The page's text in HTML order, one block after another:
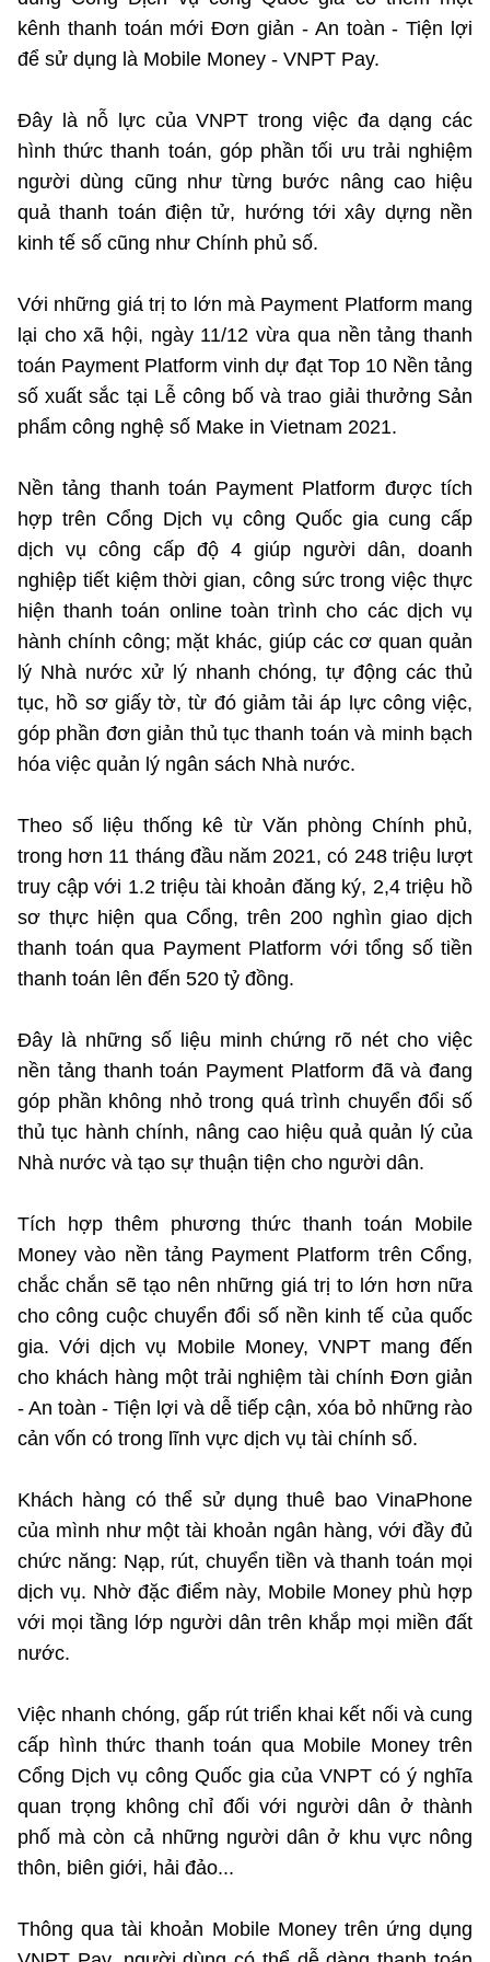
Cơ quan chủ quản: Bộ Khoa học và Công nghệ (MST)
Trung tâm Truyền thông Khoa học và Công nghệ.
Liên hệ
Địa chỉ: Ban Biên tập Cổng TTĐT - 18 Nguyễn Du, TP. Hà Nội
Điện thoại: 024 3936 9506
Theo dõi MST trên
©2025 Bản quyền thuộc Bộ Khoa Học và Công Nghệ
(Ghi rõ nguồn "https://mst.gov.vn" khi phát hành lại thông tin
từ website này)
kênh thanh toán mới Đơn giản - An toàn - Tiện lợi
để sử dụng là Mobile Money - VNPT Pay.
Đây là nỗ lực của VNPT trong việc đa dạng các
hình thức thanh toán, góp phần tối ưu trải nghiệm
người dùng cũng như từng bước nâng cao hiệu
quả thanh toán điện tử, hướng tới xây dựng nền
kinh tế số cũng như Chính phủ số.
Với những giá trị to lớn mà Payment Platform mang
lại cho xã hội, ngày 11/12 vừa qua nền tảng thanh
toán Payment Platform vinh dự đạt Top 10 Nền tảng
số xuất sắc tại Lễ công bố và trao giải thưởng Sản
phẩm công nghệ số Make in Vietnam 2021.
Nền tảng thanh toán Payment Platform được tích
hợp trên Cổng Dịch vụ công Quốc gia cung cấp
dịch vụ công cấp độ 4 giúp người dân, doanh
nghiệp tiết kiệm thời gian, công sức trong việc thực
hiện thanh toán online toàn trình cho các dịch vụ
hành chính công; mặt khác, giúp các cơ quan quản
lý Nhà nước xử lý nhanh chóng, tự động các thủ
tục, hồ sơ giấy tờ, từ đó giảm tải áp lực công việc,
góp phần đơn giản thủ tục thanh toán và minh bạch
hóa việc quản lý ngân sách Nhà nước.
Theo số liệu thống kê từ Văn phòng Chính phủ,
trong hơn 11 tháng đầu năm 2021, có 248 triệu lượt
truy cập với 1.2 triệu tài khoản đăng ký, 2,4 triệu hồ
sơ thực hiện qua Cổng, trên 200 nghìn giao dịch
thanh toán qua Payment Platform với tổng số tiền
thanh toán lên đến 520 tỷ đồng.
Đây là những số liệu minh chứng rõ nét cho việc
nền tảng thanh toán Payment Platform đã và đang
góp phần không nhỏ trong quá trình chuyển đổi số
thủ tục hành chính, nâng cao hiệu quả quản lý của
Nhà nước và tạo sự thuận tiện cho người dân.
Tích hợp thêm phương thức thanh toán Mobile
Money vào nền tảng Payment Platform trên Cổng,
chắc chắn sẽ tạo nên những giá trị to lớn hơn nữa
cho công cuộc chuyển đổi số nền kinh tế của quốc
gia. Với dịch vụ Mobile Money, VNPT mang đến
cho khách hàng một trải nghiệm tài chính Đơn giản
- An toàn - Tiện lợi và dễ tiếp cận, xóa bỏ những rào
cản vốn có trong lĩnh vực dịch vụ tài chính số.
Khách hàng có thể sử dụng thuê bao VinaPhone
của mình như một tài khoản ngân hàng, với đầy đủ
chức năng: Nạp, rút, chuyển tiền và thanh toán mọi
dịch vụ. Nhờ đặc điểm này, Mobile Money phù hợp
với mọi tầng lớp người dân trên khắp mọi miền đất
nước.
Việc nhanh chóng, gấp rút triển khai kết nối và cung
cấp hình thức thanh toán qua Mobile Money trên
Cổng Dịch vụ công Quốc gia của VNPT có ý nghĩa
quan trọng không chỉ đối với người dân ở thành
phố mà còn cả những người dân ở khu vực nông
thôn, biên giới, hải đảo...
Thông qua tài khoản Mobile Money trên ứng dụng